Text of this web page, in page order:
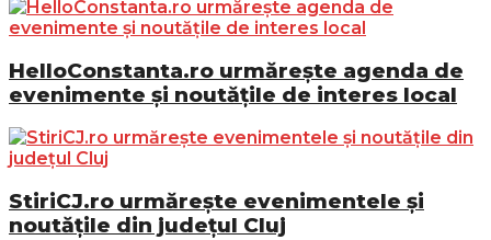
HelloConstanta.ro urmărește agenda de
evenimente și noutățile de interes local
StiriCJ.ro urmărește evenimentele și
noutățile din județul Cluj